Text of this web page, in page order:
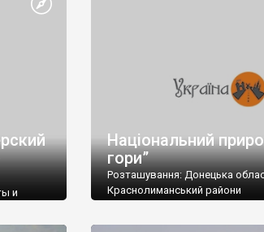
и
с
Національний
гори”
Розташування: Донецька
Краснолиманський райони